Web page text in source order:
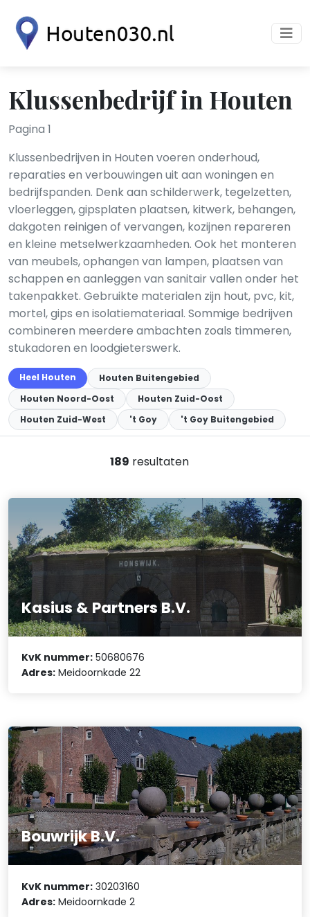
Klussenbedrijf in Houten
Pagina 1
Klussenbedrijven in Houten voeren onderhoud,
reparaties en verbouwingen uit aan woningen en
bedrijfspanden. Denk aan schilderwerk, tegelzetten,
vloerleggen, gipsplaten plaatsen, kitwerk, behangen,
dakgoten reinigen of vervangen, kozijnen repareren
en kleine metselwerkzaamheden. Ook het monteren
van meubels, ophangen van lampen, plaatsen van
schappen en aanleggen van sanitair vallen onder het
takenpakket. Gebruikte materialen zijn hout, pvc, kit,
mortel, gips en isolatiemateriaal. Sommige bedrijven
combineren meerdere ambachten zoals timmeren,
stukadoren en loodgieterswerk.
Heel Houten
Houten Buitengebied
Houten Noord-Oost
Houten Zuid-Oost
Houten Zuid-West
't Goy 't Goy Buitengebied
189 resultaten
Kasius & Partners B.V.
KvK nummer: 50680676
Adres: Meidoornkade 22
Bouwrijk B.V.
KvK nummer: 30203160
Adres: Meidoornkade 2